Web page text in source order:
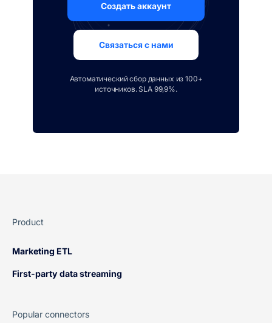
Создать аккаунт
Связаться с нами
Автоматический сбор данных из 100+
источников. SLA 99,9%.
Product
Marketing ETL
First-party data streaming
Popular connectors